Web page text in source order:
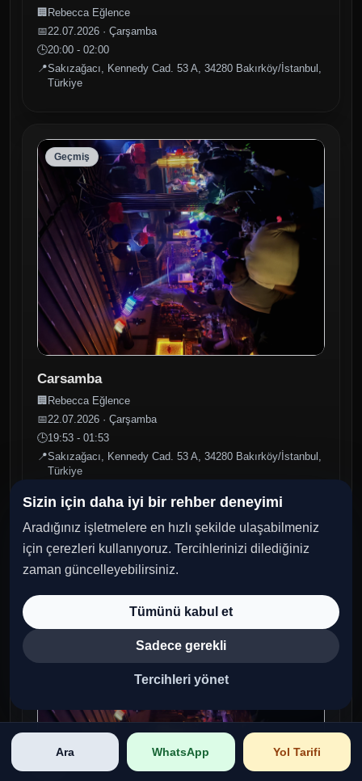
🏢 Rebecca Eğlence
📅22.07.2026 · Çarşamba
🕒20:00 - 02:00
📍Sakızağacı, Kennedy Cad. 53 A, 34280 Bakırköy/İstanbul,
Türkiye
Geçmiş
Carsamba
🏢Rebecca Eğlence
📅22.07.2026 · Çarşamba
🕒19:53 - 01:53
📍Sakızağacı, Kennedy Cad. 53 A, 34280 Bakırköy/İstanbul,
Türkiye
Geçmiş
Ara WhatsApp Yol Tarifi
Sizin için daha iyi bir rehber deneyimi
Aradığınız işletmelere en hızlı şekilde ulaşabilmeniz
için çerezleri kullanıyoruz. Tercihlerinizi dilediğiniz
zaman güncelleyebilirsiniz.
Tümünü kabul et
Sadece gerekli
Tercihleri yönet